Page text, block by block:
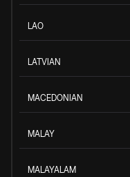
LAO
LATVIAN
MACEDONIAN
MALAY
MALAYALAM